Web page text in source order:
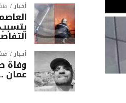
أخبار
أخبار
وفاة
عمان